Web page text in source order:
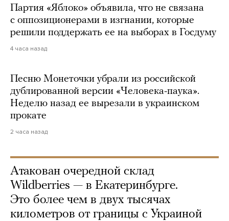
Партия «Яблоко» объявила, что не связана
с оппозиционерами в изгнании, которые
решили поддержать ее на выборах в Госдуму
4 часа назад
Песню Монеточки убрали из российской
дублированной версии «Человека-паука».
Неделю назад ее вырезали в украинском
прокате
2 часа назад
Атакован очередной склад
Wildberries — в Екатеринбурге.
Это более чем в двух тысячах
километров от границы с Украиной